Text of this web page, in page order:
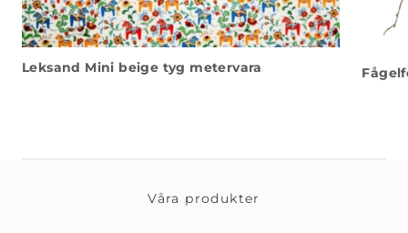
Leksand Mini beige tyg metervara
Våra produkter